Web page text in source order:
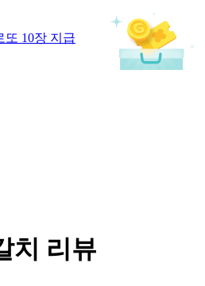
또 10장 지급
치 리뷰